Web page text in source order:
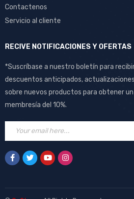
Contactenos
Servicio al cliente
RECIVE NOTIFICACIONES Y OFERTAS
*Suscríbase a nuestro boletín para
descuentos anticipados,
sobre nuevos productos para obtener
membresía del 10%.